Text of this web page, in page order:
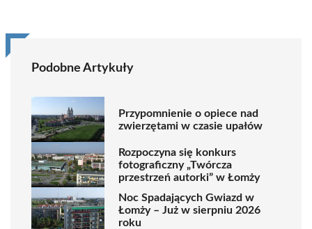
Podobne Artykuły
Przypomnienie o opiece nad
zwierzętami w czasie upałów
Rozpoczyna się konkurs
fotograficzny „Twórcza
przestrzeń autorki” w Łomży
Noc Spadających Gwiazd w
Łomży – Już w sierpniu 2026
roku